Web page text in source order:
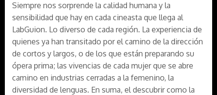
Siempre nos sorprende la calidad humana y la
sensibilidad que hay en cada cineasta que llega al
LabGuion. Lo diverso de cada región. La experiencia de
quienes ya han transitado por el camino de la dirección
de cortos y largos, o de los que están preparando su
ópera prima; las vivencias de cada mujer que se abre
camino en industrias cerradas a la femenino, la
diversidad de lenguas. En suma, el descubrir como la